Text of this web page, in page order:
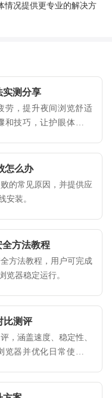
情况提供更专业的解决方
实测分享
劳，提升夜间浏览舒适
技巧，让护眼体验更
怎么办
的常见原因，并提供应
安装。
全方法教程
方法教程，用户可完成
览器稳定运行。
比测评
，涵盖速度、稳定性、
器并优化日常使用体